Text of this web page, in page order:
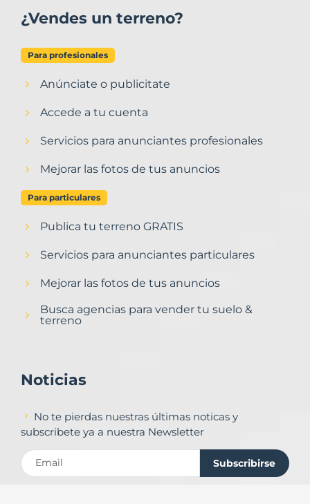
¿Vendes un terreno?
Para profesionales
Anúnciate o publicitate
Accede a tu cuenta
Servicios para anunciantes profesionales
Mejorar las fotos de tus anuncios
Para particulares
Publica tu terreno GRATIS
Servicios para anunciantes particulares
Mejorar las fotos de tus anuncios
Busca agencias para vender tu suelo &
terreno
Noticias
No te pierdas nuestras últimas noticas y
subscribete ya a nuestra Newsletter
Subscribirse